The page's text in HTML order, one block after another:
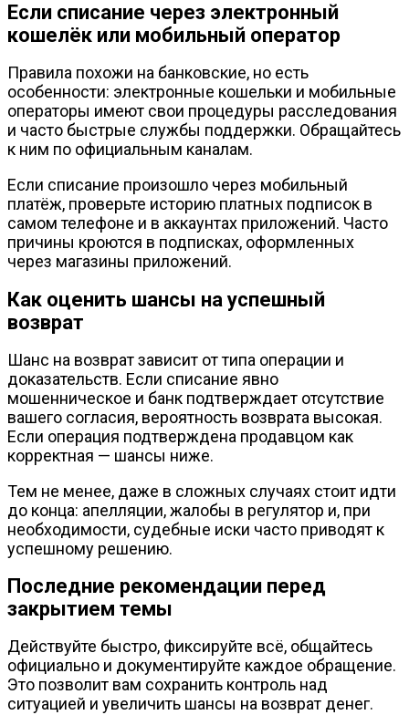
Если списание через электронный
кошелёк или мобильный оператор
Правила похожи на банковские, но есть
особенности: электронные кошельки и мобильные
операторы имеют свои процедуры расследования
и часто быстрые службы поддержки. Обращайтесь
к ним по официальным каналам.
Если списание произошло через мобильный
платёж, проверьте историю платных подписок в
самом телефоне и в аккаунтах приложений. Часто
причины кроются в подписках, оформленных
через магазины приложений.
Как оценить шансы на успешный
возврат
Шанс на возврат зависит от типа операции и
доказательств. Если списание явно
мошенническое и банк подтверждает отсутствие
вашего согласия, вероятность возврата высокая.
Если операция подтверждена продавцом как
корректная — шансы ниже.
Тем не менее, даже в сложных случаях стоит идти
до конца: апелляции, жалобы в регулятор и, при
необходимости, судебные иски часто приводят к
успешному решению.
Последние рекомендации перед
закрытием темы
Действуйте быстро, фиксируйте всё, общайтесь
официально и документируйте каждое обращение.
Это позволит вам сохранить контроль над
ситуацией и увеличить шансы на возврат денег.